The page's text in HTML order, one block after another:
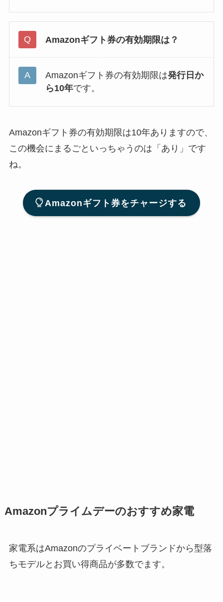
Amazonギフト券の有効期限は？
Amazonギフト券の有効期限は発行日か
ら10年です。
Amazonギフト券の有効期限は10年ありますので、
この機会にまるごといっちゃうのは「あり」です
ね。
Amazonギフト券をチャージする
Amazonプライムデーのおすすめ家電
家電系はAmazonのプライベートブランドから型落
ちモデルとお買い得商品が多数でます。